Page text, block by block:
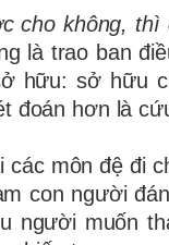
cho không, thì
là trao ban
hữu: sở hữu
đoán hơn là
môn đệ đi
con người
người muốn